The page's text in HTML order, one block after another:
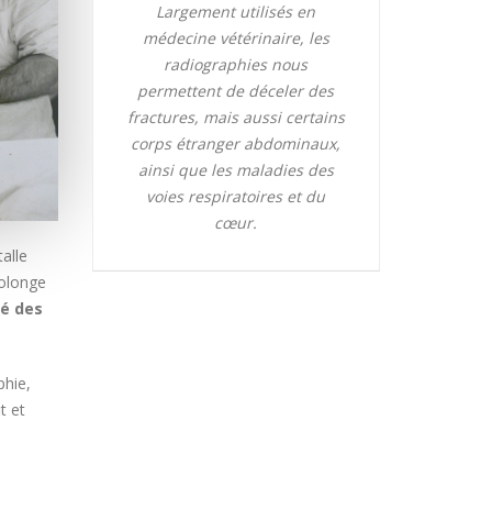
des
et
Largement utilisés en
médecine vétérinaire, les
radiographies nous
permettent de déceler des
fractures, mais aussi certains
corps étranger abdominaux,
ainsi que les maladies des
voies respiratoires et du
cœur.